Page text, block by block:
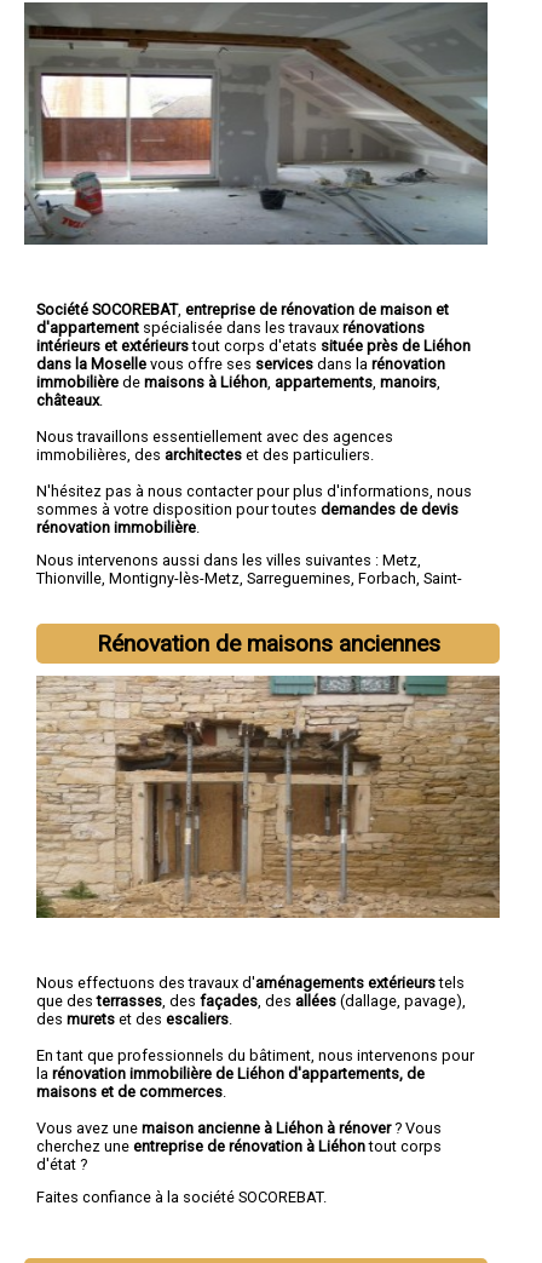
Société SOCOREBAT, entreprise de rénovation de maison et
d'appartement spécialisée dans les travaux rénovations
intérieurs et extérieurstout corps d'etats située près de Liéhon
dans la Moselle vous offre ses services dans la rénovation
immobilière de maisons à Liéhon appartements manoirs
châteaux.
Nous travaillons essentiellement avec des agences
immobilières, des architectes et des particuliers.
N'hésitez pas à nous contacter pour plus d'informations, nous
sommes à votre disposition pour toutes demandes de devis
rénovation immobilière
Nous intervenons aussi dans les villes suivantes : Metz,
Thionville, Montigny-lès-Metz, Sarreguemines, Forbach, Saint-
Rénovation de maisons anciennes
Nous effectuons des travaux d'aménagements extérieurstels
que desterrasses , des façades , des allées (dallage, pavage),
des murets et des escaliers
En tant que professionnels du bâtiment, nous intervenons pour
la rénovation immobilière de Liéhon d'appartements, de
maisons et de commerces
Vous avez une maison ancienne à Liéhon à rénover? Vous
cherchez une entreprise de rénovation à Liéhontout corps
d'état ?
Faites confiance à la société SOCOREBAT.